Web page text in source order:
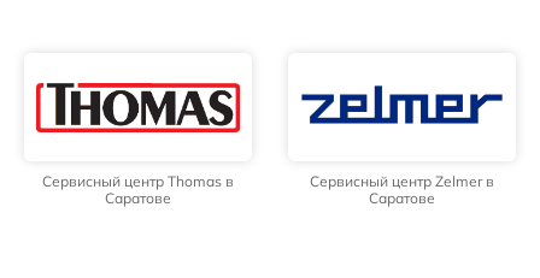
Сервисный центр Thomas в
Саратове
Сервисный центр Zelmer в
Саратове